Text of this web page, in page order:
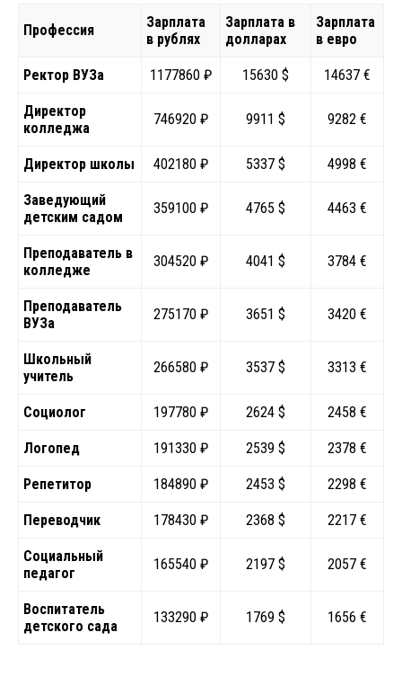
Профессия
Зарплата
в рублях
Зарплата в
долларах
Зарплата
в евро
Ректор ВУЗа 1177860 ₽ 15630 $ 14637 €
Директор
колледжа
746920 ₽ 9911 $ 9282 €
Директор школы 402180 ₽ 5337 $ 4998 €
Заведующий
детским садом
359100 ₽ 4765 $ 4463 €
Преподаватель в
колледже
304520 ₽ 4041 $ 3784 €
Преподаватель
ВУЗа
275170 ₽ 3651 $ 3420 €
Школьный
учитель
266580 ₽ 3537 $ 3313 €
Социолог 197780 ₽ 2624 $ 2458 €
Логопед 191330 ₽ 2539 $ 2378 €
Репетитор 184890 ₽ 2453 $ 2298 €
Переводчик 178430 ₽ 2368 $ 2217 €
Социальный
педагог
165540 ₽ 2197 $ 2057 €
Воспитатель
детского сада
133290 ₽ 1769 $ 1656 €